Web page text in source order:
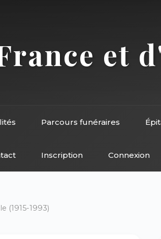
et
Parcours funéraires
Inscription Connexion
(1915-1993)